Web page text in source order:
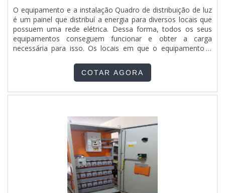
vantagens. ALTA EFICIÊNCIA EM MONTAGEM DE
CALDEIRAS A LENHAAtendendo demandas de todo o Brasil,
a Serv-Cal é referência na instalação não só de caldeiras a
lenha, mas também a gás, flamotubulares, aquatubulares,
dentre diversas outras. Além de garantir serviços ágeis, a
empresa ainda oferece condições especiais de pagamento.
Saiba mais entrando em contato!.
O equipamento e a instalação Quadro de distribuição de luz
é um painel que distribuí a energia para diversos locais que
possuem uma rede elétrica. Dessa forma, todos os seus
equipamentos conseguem funcionar e obter a carga
necessária para isso. Os locais em que o equipamento é
Quando trata-se de sistemas elétricos, é preciso tomar
todos os cuidados necessários. O quadro de distribuição....
COTAR AGORA